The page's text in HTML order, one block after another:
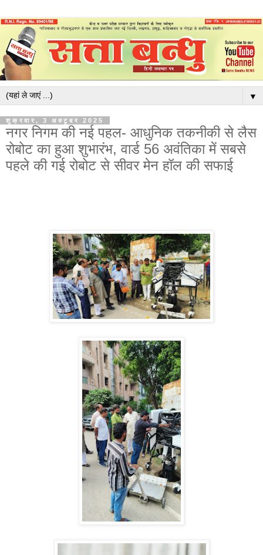
▼
शुक्रवार, 3 अक्टूबर 2025
नगर निगम की नई पहल- आधुनिक तकनीकी से लैस
रोबोट का हुआ शुभारंभ, वार्ड 56 अवंतिका में सबसे
पहले की गई रोबोट से सीवर मेन हॉल की सफाई